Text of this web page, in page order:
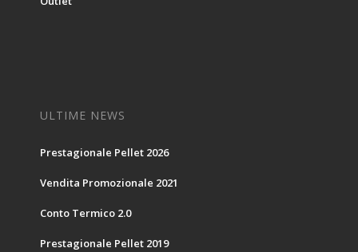
ULTIME NEWS
Prestagionale Pellet 2026
Vendita Promozionale 2021
Conto Termico 2.0
Prestagionale Pellet 2019